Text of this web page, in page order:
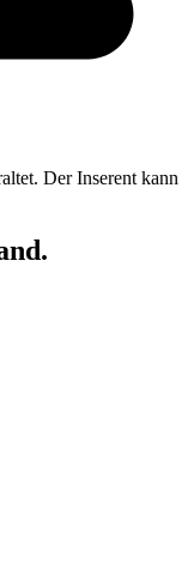
Der Inserent kann